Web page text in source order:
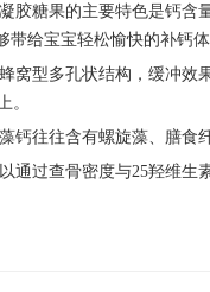
胶糖果的主要特色是钙含
给宝宝轻松愉快的补钙体
窝型多孔状结构，缓冲效
。
钙往往含有螺旋藻、膳食
通过查骨密度与25羟维生